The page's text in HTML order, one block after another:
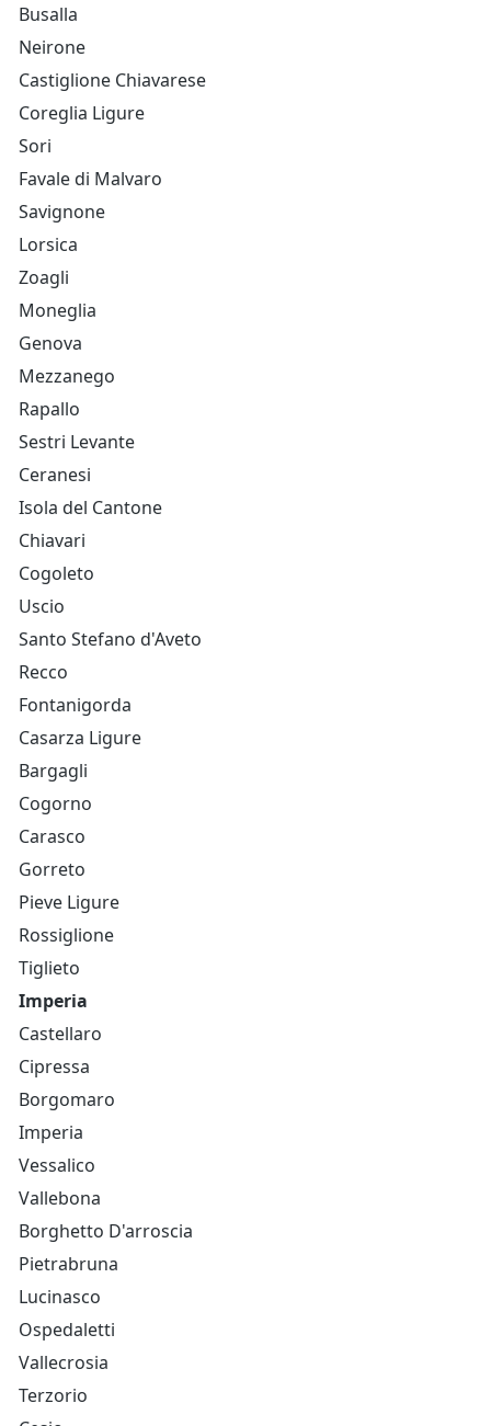
Busalla
Neirone
Castiglione Chiavarese
Coreglia Ligure
Sori
Favale di Malvaro
Savignone
Lorsica
Zoagli
Moneglia
Genova
Mezzanego
Rapallo
Sestri Levante
Ceranesi
Isola del Cantone
Chiavari
Cogoleto
Uscio
Santo Stefano d'Aveto
Recco
Fontanigorda
Casarza Ligure
Bargagli
Cogorno
Carasco
Gorreto
Pieve Ligure
Rossiglione
Tiglieto
Imperia
Castellaro
Cipressa
Borgomaro
Imperia
Vessalico
Vallebona
Borghetto D'arroscia
Pietrabruna
Lucinasco
Ospedaletti
Vallecrosia
Terzorio